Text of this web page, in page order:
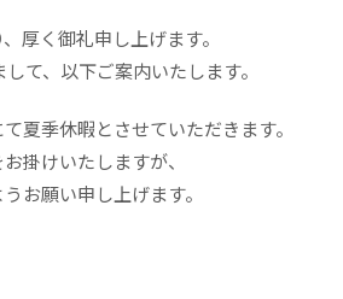
厚く御礼申し上げます。
て、以下ご案内いたします。
夏季休暇とさせていただきます。
掛けいたしますが、
お願い申し上げます。